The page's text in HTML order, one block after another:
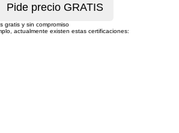
gratis y sin compromiso
actualmente existen estas certificaciones: